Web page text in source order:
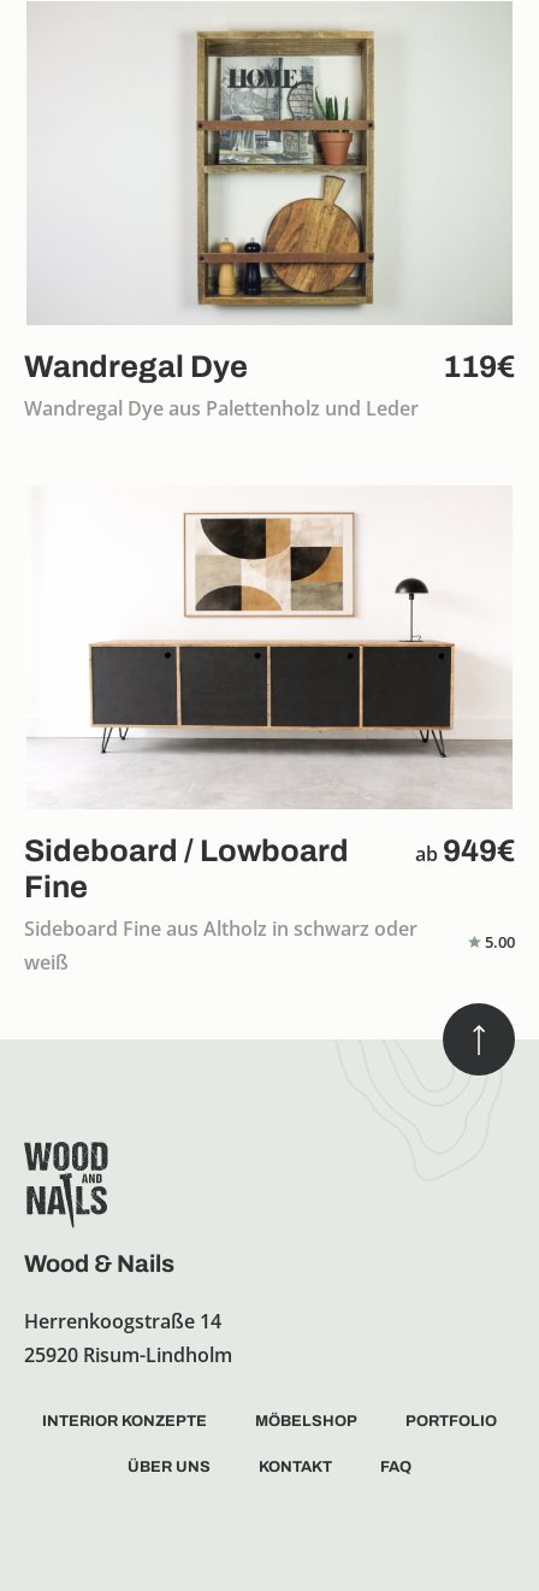
Wandregal Dye 119€
Wandregal Dye aus Palettenholz und Leder
Sideboard / Lowboard
Fine
ab 949€
Sideboard Fine aus Altholz in schwarz oder
weiß
5.00
Wood & Nails
Herrenkoogstraße 14
25920 Risum-Lindholm
INTERIOR KONZEPTE MÖBELSHOP PORTFOLIO
ÜBER UNS KONTAKT FAQ